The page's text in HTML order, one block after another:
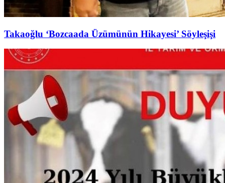
Takaoğlu ‘Bozcaada Üzümünün Hikayesi’ Söyleşişi